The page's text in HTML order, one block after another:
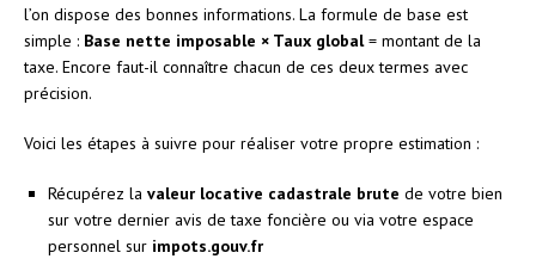
l’on dispose des bonnes informations. La formule de base est
simple : Base nette imposable × Taux global= montant de la
taxe. Encore faut-il connaître chacun de ces deux termes avec
précision.
Voici les étapes à suivre pour réaliser votre propre estimation :
Récupérez la valeur locative cadastrale brute de votre bien
sur votre dernier avis de taxe foncière ou via votre espace
personnel sur impots.gouv.fr